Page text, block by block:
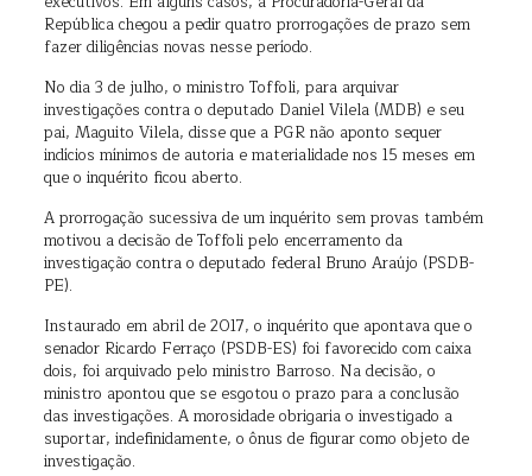
República chegou a pedir quatro prorrogações de prazo sem
fazer diligências novas nesse período.
No dia 3 de julho, o ministro Toffoli, para arquivar
investigações contra o deputado Daniel Vilela (MDB) e seu
pai, Maguito Vilela, disse que a PGR não aponto sequer
indícios mínimos de autoria e materialidade nos 15 meses em
que o inquérito ficou aberto.
A prorrogação sucessiva de um inquérito sem provas também
motivou a decisão de Toffoli pelo encerramento da
investigação contra o deputado federal Bruno Araújo (PSDB-
PE).
Instaurado em abril de 2017, o inquérito que apontava que o
senador Ricardo Ferraço (PSDB-ES) foi favorecido com caixa
dois, foi arquivado pelo ministro Barroso. Na decisão, o
ministro apontou que se esgotou o prazo para a conclusão
das investigações. A morosidade obrigaria o investigado a
suportar, indefinidamente, o ônus de figurar como objeto de
investigação.